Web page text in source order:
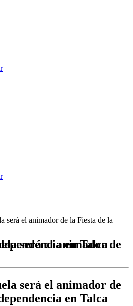
será el animador de la Fiesta de la
de la Fiesta de la Independencia en Talca
será el animador de
en Talca